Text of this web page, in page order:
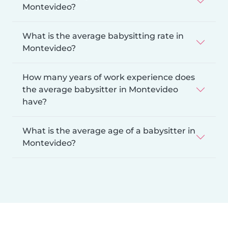
Montevideo?
What is the average babysitting rate in
Montevideo?
How many years of work experience does
the average babysitter in Montevideo
have?
What is the average age of a babysitter in
Montevideo?